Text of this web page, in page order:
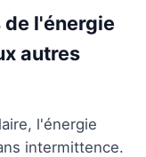
de l'énergie
autres
l'énergie
intermittence.